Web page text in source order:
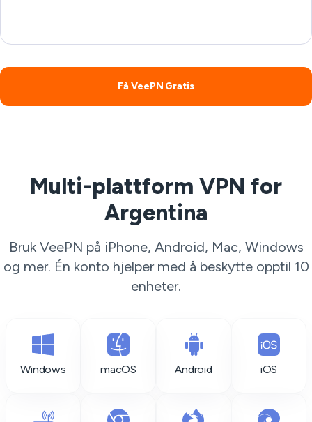
Få VeePN Gratis
Multi-plattform VPN for
Argentina
Bruk VeePN på iPhone, Android, Mac, Windows
og mer. Én konto hjelper med å beskytte opptil 10
enheter.
Windows macOS Android iOS